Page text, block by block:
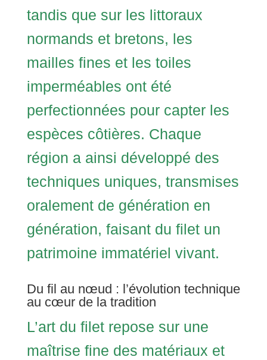
tandis que sur les littoraux
normands et bretons, les
mailles fines et les toiles
imperméables ont été
perfectionnées pour capter les
espèces côtières. Chaque
région a ainsi développé des
techniques uniques, transmises
oralement de génération en
génération, faisant du filet un
patrimoine immatériel vivant.
Du fil au nœud : l’évolution technique
au cœur de la tradition
L’art du filet repose sur une
maîtrise fine des matériaux et